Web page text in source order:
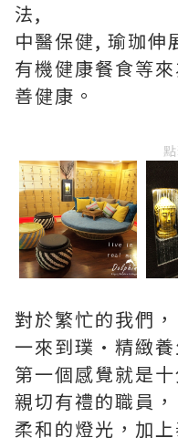
法,
中醫保健, 瑜珈伸
有機健康餐食等
善健康。
對於繁忙的我們，
一來到璞·精緻養
第一個感覺就是十
親切有禮的職員，
柔和的燈光，加